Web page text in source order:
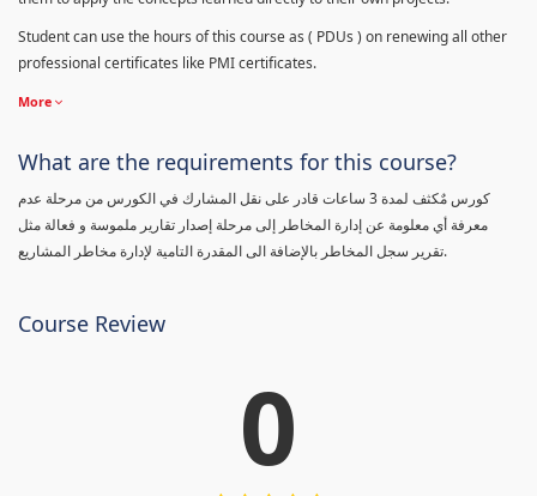
Student can use the hours of this course as ( PDUs ) on renewing all other
professional certificates like PMI certificates.
More
What are the requirements for this course?
كورس مٌكثف لمدة 3 ساعات قادر على نقل المشارك في الكورس من مرحلة عدم
معرفة أي معلومة عن إدارة المخاطر إلى مرحلة إصدار تقارير ملموسة و فعالة مثل
تقرير سجل المخاطر بالإضافة الى المقدرة التامية لإدارة مخاطر المشاريع.
Course Review
0